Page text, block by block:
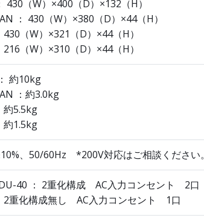
430（W）×400（D）×132（H）
： 430（W）×380（D）×44（H）
（W）×321（D）×44（H）
（W）×310（D）×44（H）
約10kg
：約3.0kg
約5.5kg
約1.5kg
、50/60Hz *200V対応はご相談ください。
40 ： 2重化構成 AC入力コンセント 2口
2重化構成無し AC入力コンセント 1口